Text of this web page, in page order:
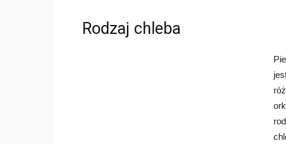
Rodzaj chleba